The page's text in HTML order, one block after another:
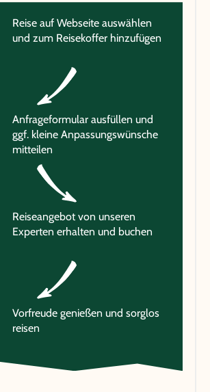
Reise auf Webseite auswählen
und zum Reisekoffer hinzufügen
Anfrageformular ausfüllen und
ggf. kleine Anpassungswünsche
mitteilen
Reiseangebot von unseren
Experten erhalten und buchen
Vorfreude genießen und sorglos
reisen